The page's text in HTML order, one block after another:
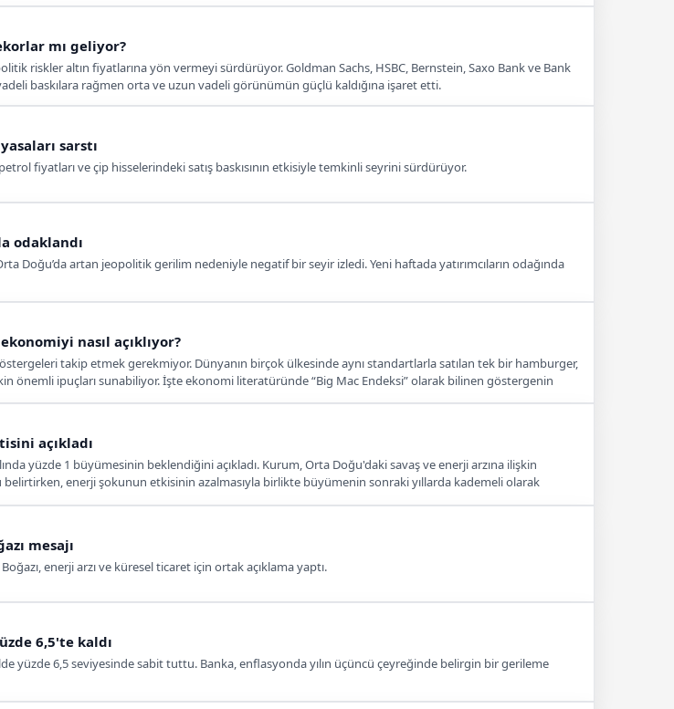
mı geliyor?
riskler altın fiyatlarına yön vermeyi sürdürüyor. Goldman Sachs, HSBC, Bernstein, Saxo Bank ve Bank
baskılara rağmen orta ve uzun vadeli görünümün güçlü kaldığına işaret etti.
sarstı
fiyatları ve çip hisselerindeki satış baskısının etkisiyle temkinli seyrini sürdürüyor.
odaklandı
Doğu’da artan jeopolitik gerilim nedeniyle negatif bir seyir izledi. Yeni haftada yatırımcıların odağında
nasıl açıklıyor?
takip etmek gerekmiyor. Dünyanın birçok ülkesinde aynı standartlarla satılan tek bir hamburger,
önemli ipuçları sunabiliyor. İşte ekonomi literatüründe “Big Mac Endeksi” olarak bilinen göstergenin
açıkladı
yüzde 1 büyümesinin beklendiğini açıkladı. Kurum, Orta Doğu'daki savaş ve enerji arzına ilişkin
enerji şokunun etkisinin azalmasıyla birlikte büyümenin sonraki yıllarda kademeli olarak
mesajı
enerji arzı ve küresel ticaret için ortak açıklama yaptı.
6,5'te kaldı
yüzde 6,5 seviyesinde sabit tuttu. Banka, enflasyonda yılın üçüncü çeyreğinde belirgin bir gerileme